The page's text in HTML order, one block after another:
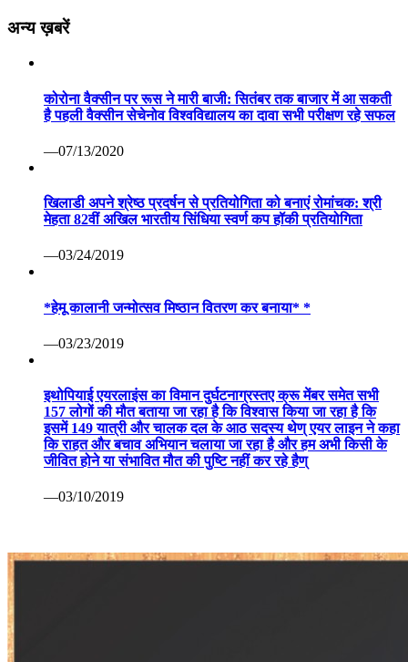
अन्य ख़बरें
कोरोना वैक्सीन पर रूस ने मारी बाजी: सितंबर तक बाजार में आ सकती
है पहली वैक्सीन सेचेनोव विश्वविद्यालय का दावा सभी परीक्षण रहे सफल
—07/13/2020
खिलाडी अपने श्रेष्ठ प्रदर्षन से प्रतियोगिता को बनाएं रोमांचक: श्री
मेहता 82वीं अखिल भारतीय सिंधिया स्वर्ण कप हॉकी प्रतियोगिता
—03/24/2019
*हेमू कालानी जन्मोत्सव मिष्ठान वितरण कर बनाया* *
—03/23/2019
इथोपियाई एयरलाइंस का विमान दुर्घटनाग्रस्तए क्रू मेंबर समेत सभी
157 लोगों की मौत बताया जा रहा है कि विश्वास किया जा रहा है कि
इसमें 149 यात्री और चालक दल के आठ सदस्य थेण् एयर लाइन ने कहा
कि राहत और बचाव अभियान चलाया जा रहा है और हम अभी किसी के
जीवित होने या संभावित मौत की पुष्टि नहीं कर रहे हैण्
—03/10/2019